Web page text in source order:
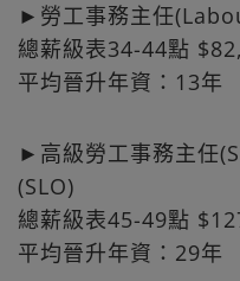
►勞工事務主任
總薪級表34-44點
平均晉升年資：13年
►高級勞工事務主任
(SLO)
總薪級表45-49點
平均晉升年資：29年